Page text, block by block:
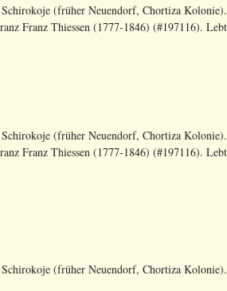
(früher Neuendorf, Chortiza
Franz Thiessen (1777-1846) (#197116).
(früher Neuendorf, Chortiza
Franz Thiessen (1777-1846) (#197116).
(früher Neuendorf, Chortiza